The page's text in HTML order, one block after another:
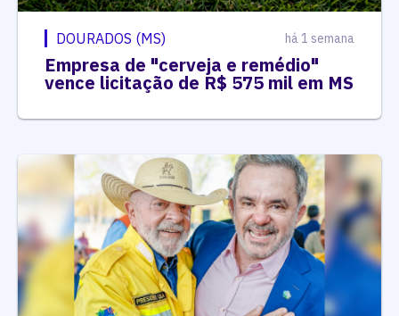
DOURADOS (MS) há 1 semana
Empresa de "cerveja e remédio"
vence licitação de R$ 575 mil em MS